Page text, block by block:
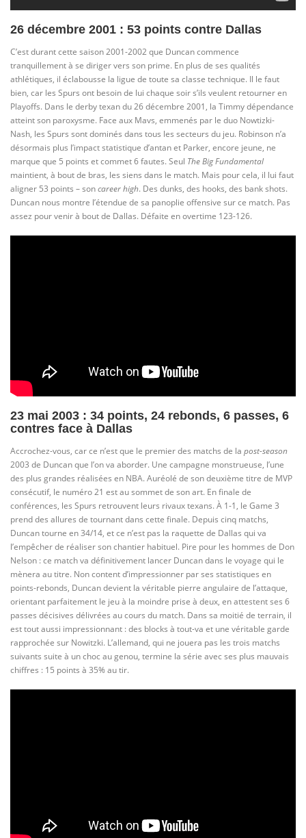
26 décembre 2001 : 53 points contre Dallas
C’est durant cette saison 2001-2002 que Duncan commence
tranquillement à se diriger vers son prime. En plus de ses qualités
athlétiques, il éclabousse la ligue de toute sa classe technique. Il le faut
bien, car les Spurs ont besoin de lui chaque soir s’ils veulent retourner en
Playoffs. Dans le derby texan du 26 décembre 2001, la Timmy dépendance
atteint son paroxysme. Face aux Mavs, emmenés par le duo Nowtizki-
Nash, les Spurs sont dominés dans tous les secteurs du jeu. Robinson n’a
désormais plus l’impact statistique d’antan et Parker, encore jeune, ne
marque que 5 points et commet 6 fautes. Seul The Big Fundamental
maintient, à bout de bras, les siens dans le match. Mais pour cela, il lui faut
aligner 53 points – soncareer high. Des dunks, des hooks, des bank shots.
Duncan nous montre l’étendue de sa panoplie offensive sur ce match. Pas
assez pour venir à bout de Dallas. Défaite en overtime 123-126.
23 mai 2003 : 34 points, 24 rebonds, 6 passes, 6
contres face à Dallas
Accrochez-vous, car ce n’est que le premier des matchs de la post-season
2003 de Duncan que l’on va aborder. Une campagne monstrueuse, l’une
des plus grandes réalisées en NBA. Auréolé de son deuxième titre de MVP
consécutif, le numéro 21 est au sommet de son art. En finale de
conférences, les Spurs retrouvent leurs rivaux texans. À 1-1, le Game 3
prend des allures de tournant dans cette finale. Depuis cinq matchs,
Duncan tourne en 34/14, et ce n’est pas la raquette de Dallas qui va
l’empêcher de réaliser son chantier habituel. Pire pour les hommes de Don
Nelson : ce match va définitivement lancer Duncan dans le voyage qui le
mènera au titre. Non content d’impressionner par ses statistiques en
points-rebonds, Duncan devient la véritable pierre angulaire de l’attaque,
orientant parfaitement le jeu à la moindre prise à deux, en attestent ses 6
passes décisives délivrées au cours du match. Dans sa moitié de terrain, il
est tout aussi impressionnant : des blocks à tout-va et une véritable garde
rapprochée sur Nowitzki. L’allemand, qui ne jouera pas les trois matchs
suivants suite à un choc au genou, termine la série avec ses plus mauvais
chiffres : 15 points à 35% au tir.